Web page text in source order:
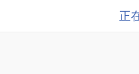
正